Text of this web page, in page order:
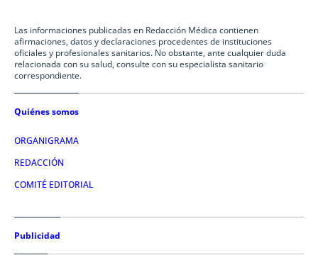
Las informaciones publicadas en Redacción Médica contienen
afirmaciones, datos y declaraciones procedentes de instituciones
oficiales y profesionales sanitarios. No obstante, ante cualquier duda
relacionada con su salud, consulte con su especialista sanitario
correspondiente.
Quiénes somos
ORGANIGRAMA
REDACCIÓN
COMITÉ EDITORIAL
Publicidad